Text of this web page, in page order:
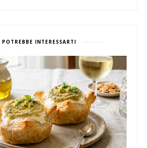
POTREBBE INTERESSARTI